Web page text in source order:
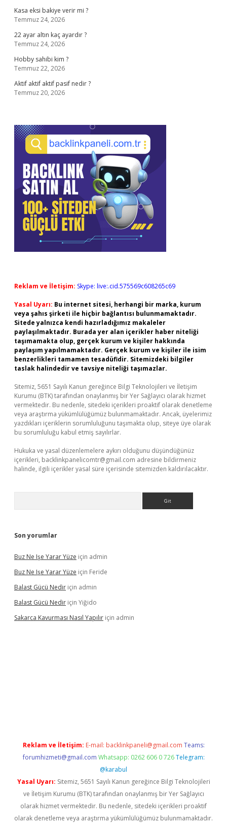
Kasa eksi bakiye verir mi ?
Temmuz 24, 2026
22 ayar altın kaç ayardır ?
Temmuz 24, 2026
Hobby sahibi kim ?
Temmuz 22, 2026
Aktif aktif aktif pasif nedir ?
Temmuz 20, 2026
Reklam ve İletişim: Skype: live:.cid.575569c608265c69
Yasal Uyarı: Bu internet sitesi, herhangi bir marka, kurum
veya şahıs şirketi ile hiçbir bağlantısı bulunmamaktadır.
Sitede yalnızca kendi hazırladığımız makaleler
paylaşılmaktadır. Burada yer alan içerikler haber niteliği
taşımamakta olup, gerçek kurum ve kişiler hakkında
paylaşım yapılmamaktadır. Gerçek kurum ve kişiler ile isim
benzerlikleri tamamen tesadüfidir. Sitemizdeki bilgiler
taslak halindedir ve tavsiye niteliği taşımazlar.
Sitemiz, 5651 Sayılı Kanun gereğince Bilgi Teknolojileri ve İletişim
Kurumu (BTK) tarafından onaylanmış bir Yer Sağlayıcı olarak hizmet
vermektedir. Bu nedenle, sitedeki içerikleri proaktif olarak denetleme
veya araştırma yükümlülüğümüz bulunmamaktadır. Ancak, üyelerimiz
yazdıkları içeriklerin sorumluluğunu taşımakta olup, siteye üye olarak
bu sorumluluğu kabul etmiş sayılırlar.
Hukuka ve yasal düzenlemelere aykırı olduğunu düşündüğünüz
içerikleri, backlinkpanelicomtr@gmail.com adresine bildirmeniz
halinde, ilgili içerikler yasal süre içerisinde sitemizden kaldırılacaktır.
Son yorumlar
Buz Ne Işe Yarar Yüze için admin
Buz Ne Işe Yarar Yüze için Feride
Balast Gücü Nedir için admin
Balast Gücü Nedir için Yiğido
Sakarca Kavurması Nasıl Yapılır için admin
Reklam ve İletişim: E-mail: backlinkpaneli@gmail.com Teams:
forumhizmeti@gmail.com Whatsapp: 0262 606 0 726 Telegram:
@karabul
Yasal Uyarı: Sitemiz, 5651 Sayılı Kanun gereğince Bilgi Teknolojileri
ve İletişim Kurumu (BTK) tarafından onaylanmış bir Yer Sağlayıcı
olarak hizmet vermektedir. Bu nedenle, sitedeki içerikleri proaktif
olarak denetleme veya araştırma yükümlülüğümüz bulunmamaktadır.